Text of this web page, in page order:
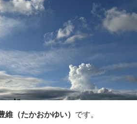
維（たかおかゆい） です。